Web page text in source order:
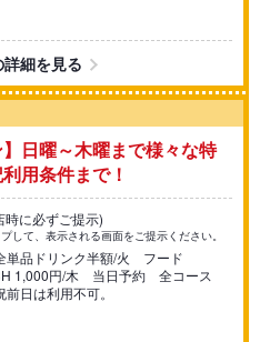
細を見る
日曜～木曜まで様々な特
用条件まで！
に必ずご提示)
して、表示される画面をご提示ください。
品ドリンク半額/火 フード
1,000円/木 当日予約 全コース
日は利用不可。